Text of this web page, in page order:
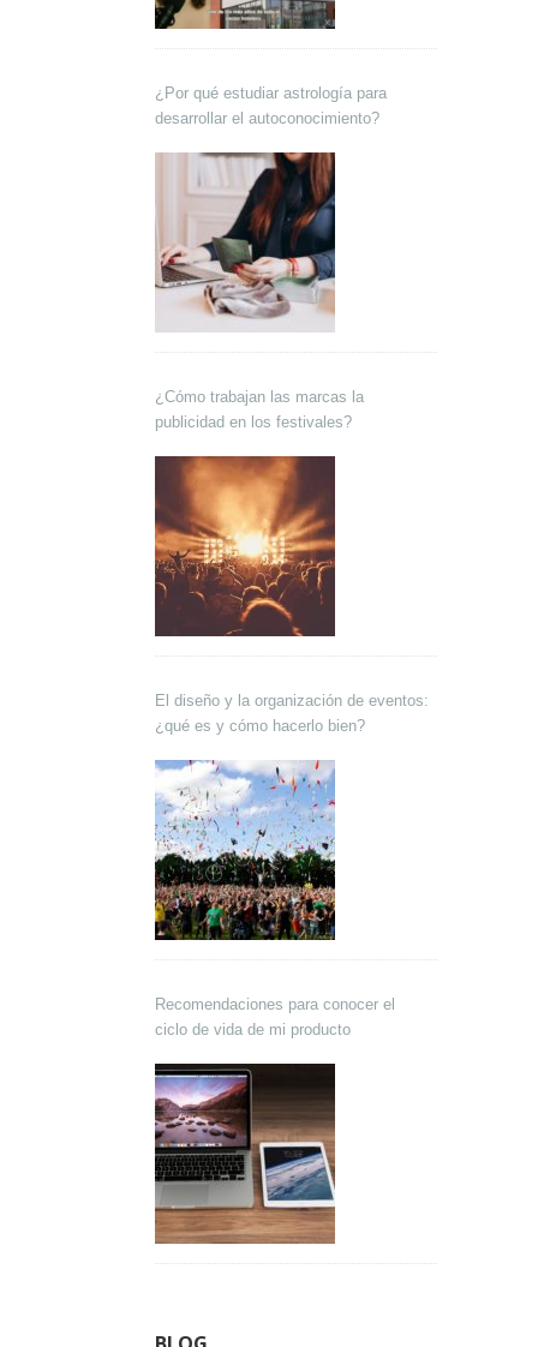
¿Por qué estudiar astrología para
desarrollar el autoconocimiento?
¿Cómo trabajan las marcas la
publicidad en los festivales?
El diseño y la organización de eventos:
¿qué es y cómo hacerlo bien?
Recomendaciones para conocer el
ciclo de vida de mi producto